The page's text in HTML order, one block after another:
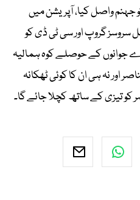
جہنم واصل کیا، آپریشن میں
سروسز گروپ اور سی ٹی ڈی کو
جوانوں کے حوصلے کوہ ہمالیہ
اور نہ ہی ان کا کوئی ٹھکانہ
تیزی کے ساتھ کچلا جائے گا۔